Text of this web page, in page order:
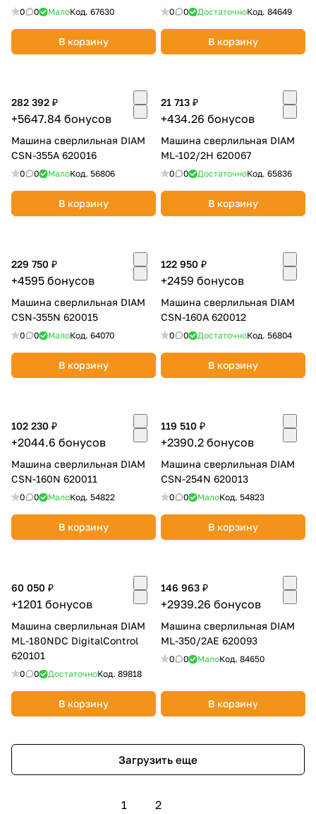
0 0 МалоКод. 67630
В корзину
0 0 ДостаточноКод. 84649
В корзину
282 392 ₽
+5647.84 бонусов
Машина сверлильная DIAM
CSN-355A 620016
0 0 МалоКод. 56806
В корзину
21 713 ₽
+434.26 бонусов
Машина сверлильная DIAM
ML-102/2H 620067
0 0 ДостаточноКод. 65836
В корзину
229 750 ₽
+4595 бонусов
Машина сверлильная DIAM
CSN-355N 620015
0 0 МалоКод. 64070
В корзину
122 950 ₽
+2459 бонусов
Машина сверлильная DIAM
CSN-160A 620012
0 0 ДостаточноКод. 56804
В корзину
102 230 ₽
+2044.6 бонусов
Машина сверлильная DIAM
CSN-160N 620011
0 0 МалоКод. 54822
В корзину
119 510 ₽
+2390.2 бонусов
Машина сверлильная DIAM
CSN-254N 620013
0 0 МалоКод. 54823
В корзину
60 050 ₽
+1201 бонусов
Машина сверлильная DIAM
ML-180NDC DigitalControl
620101
0 0 ДостаточноКод. 89818
В корзину
146 963 ₽
+2939.26 бонусов
Машина сверлильная DIAM
ML-350/2AE 620093
0 0 МалоКод. 84650
В корзину
Загрузить еще
1 2